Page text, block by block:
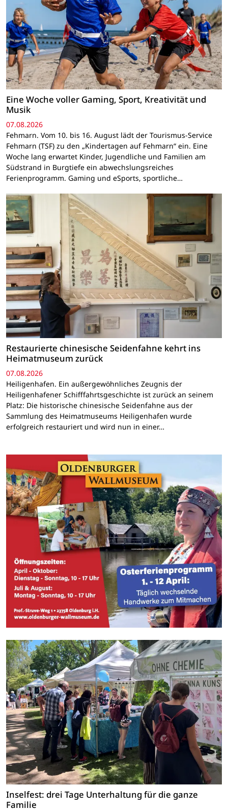
Eine Woche voller Gaming, Sport, Kreativität und
Musik
07.08.2026
Fehmarn. Vom 10. bis 16. August lädt der Tourismus-Service
Fehmarn (TSF) zu den „Kindertagen auf Fehmarn“ ein. Eine
Woche lang erwartet Kinder, Jugendliche und Familien am
Südstrand in Burgtiefe ein abwechslungsreiches
Ferienprogramm. Gaming und eSports, sportliche…
Restaurierte chinesische Seidenfahne kehrt ins
Heimatmuseum zurück
07.08.2026
Heiligenhafen. Ein außergewöhnliches Zeugnis der
Heiligenhafener Schifffahrtsgeschichte ist zurück an seinem
Platz: Die historische chinesische Seidenfahne aus der
Sammlung des Heimatmuseums Heiligenhafen wurde
erfolgreich restauriert und wird nun in einer…
Inselfest: drei Tage Unterhaltung für die ganze
Familie